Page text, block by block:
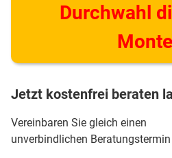
Durchwahl
Jetzt kostenfrei beraten
Vereinbaren Sie gleich einen
unverbindlichen